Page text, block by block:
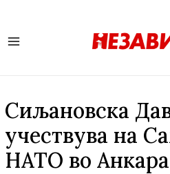
Сиљановска
учествува на
НАТО во Анкара